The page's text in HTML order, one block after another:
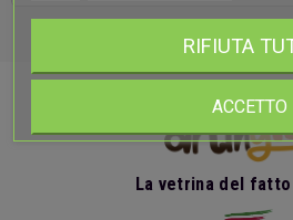
La vetrina del fatto
RIFIUTA
ACCETTO